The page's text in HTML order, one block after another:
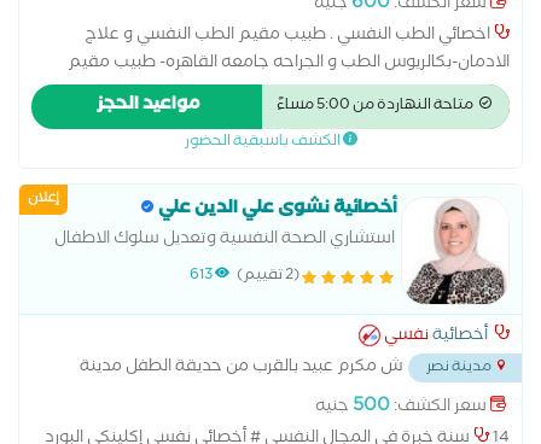
اخصائي الطب النفسي . طبيب مقيم الطب النفسي و علاج
الادمان-بكالريوس الطب و الجراحه جامعه القاهره- طبيب مقيم
بمستشفيات جامعه القاهره للطب النفسي و علاج الادمان – Kasr Al
Ainy Hospitals-خبرة إكلينيكية في:-الطب النفسي للبالغين-طب نفس
جامعه القاهره-الخدمات المقدمة (التشخيص والعلاج)-اضطراب
ثنائي القطب-اضطرابات تعاطي المواد والإدمان-الاكتئاب واضطرابات
المزاج-اضطرابات القلق (القلق العام، نوبات الهلع، الرهاب)-الوسواس
القهري-اضطرابات النوم-اضطرابات الشخصية-الفصام والاضطرابات
الذهانية-اضطرابات المراهقين -لنهج العلاجي-التقييم النفسي
الشامل-العلاج الدوائي وفق أحدث الإرشادات-جلسات الدعم النفسي
متاحة النهاردة من 5:00 مساءً مواعيد الحجز
الكشف باسبقية الحضور
إعلان أخصائية نشوى علي الدين علي
استشاري الصحة النفسية وتعديل سلوك الاطفال
والمراهقين (2 تقييم) 613
أخصائيةنفسي
مدينة نصر
ش مكرم عبيد بالقرب من حديقة الطفل مدينة
نصر...سعر الكشف:500 جنيه